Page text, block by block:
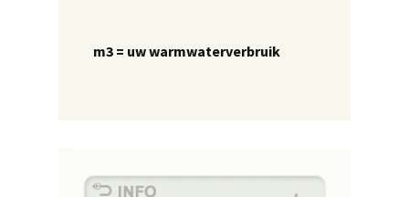
m3 = uw warmwaterverbruik